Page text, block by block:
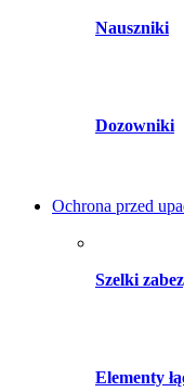
Nauszniki
Dozowniki
Ochrona przed
Szelki
Elementy